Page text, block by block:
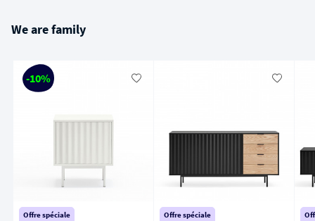
We are family
-10%
Offre spéciale Offre spéciale